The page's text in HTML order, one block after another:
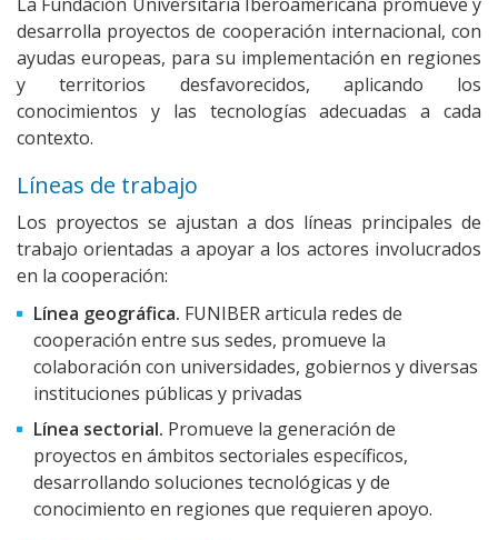
desarrolla proyectos de cooperación internacional, con
ayudas europeas, para su implementación en regiones
y territorios desfavorecidos, aplicando los
conocimientos y las tecnologías adecuadas a cada
contexto.
Líneas de trabajo
Los proyectos se ajustan a dos líneas principales de
trabajo orientadas a apoyar a los actores involucrados
en la cooperación:
Línea geográfica. FUNIBER articula redes de
cooperación entre sus sedes, promueve la
colaboración con universidades, gobiernos y diversas
instituciones públicas y privadas
Línea sectorial. Promueve la generación de
proyectos en ámbitos sectoriales específicos,
desarrollando soluciones tecnológicas y de
conocimiento en regiones que requieren apoyo.